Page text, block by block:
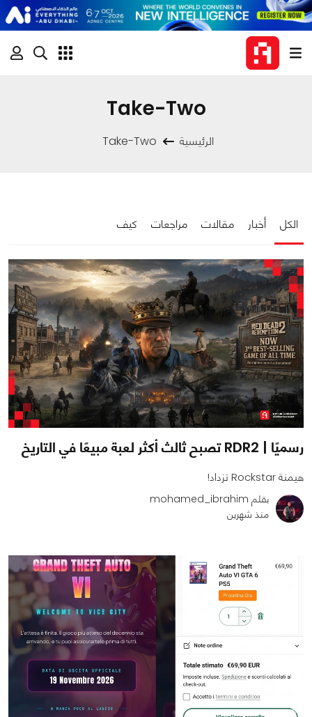
Take-Two
الرئيسية Take-Two
الكل أخبار مقالات مراجعات كيف
4032
0
0
رسميًا | RDR2 تصبح ثالث أكثر لعبة مبيعًا في التاريخ
هيمنة Rockstar تزداد!
بقلم mohamed_ibrahim
منذ شهرين